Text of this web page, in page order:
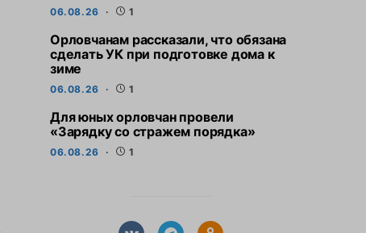
06.08.26 1
Орловчанам рассказали, что обязана
сделать УК при подготовке дома к
зиме
06.08.26 1
Для юных орловчан провели
«Зарядку со стражем порядка»
06.08.26 1